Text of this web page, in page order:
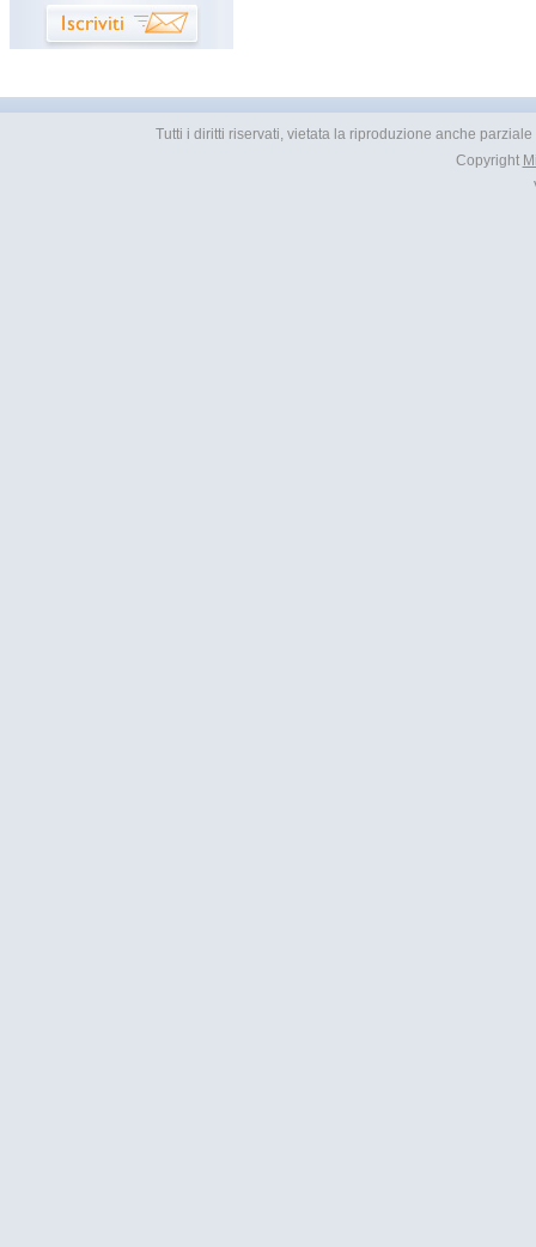
Tutti i diritti riservati, vietata la riproduzione anche
Copyright